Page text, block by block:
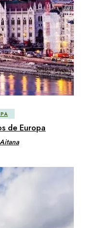
de Europa
Aitana